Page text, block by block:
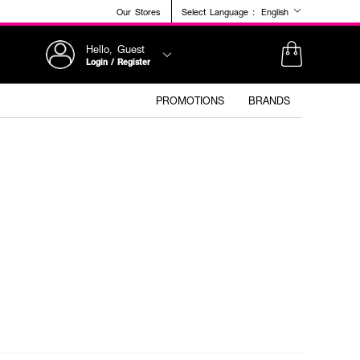
Our Stores Select Language : English
Hello, Guest
Login / Register
PROMOTIONS BRANDS